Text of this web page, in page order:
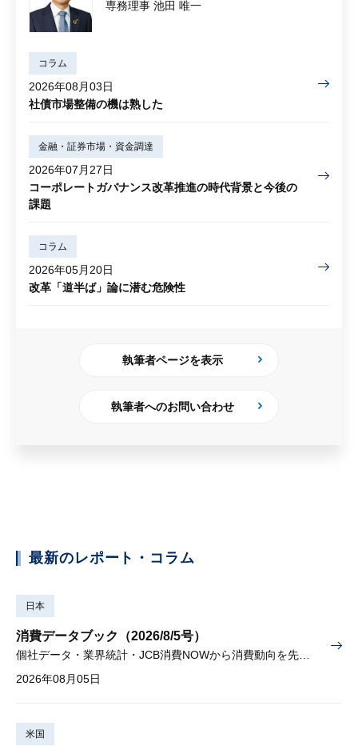
専務理事 池田 唯一
コラム
2026年08月03日
社債市場整備の機は熟した
金融・証券市場・資金調達
2026年07月27日
コーポレートガバナンス改革推進の時代背景と今後の
課題
コラム
2026年05月20日
改革「道半ば」論に潜む危険性
執筆者ページを表示
執筆者へのお問い合わせ
最新のレポート・コラム
日本
消費データブック（2026/8/5号）
2026年08月05日
米国